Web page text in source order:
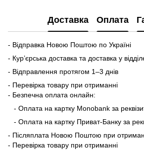
Доставка Оплата
- Відправка Новою Поштою по Україні
- Кур’єрська доставка та доставка у
- Відправлення протягом 1–3 днів
- Перевірка товару при отриманні
- Безпечна оплата онлайн:
- Оплата на картку Monobank за
- Оплата на картку Приват-Банку за
- Післяплата Новою Поштою при
- Перевірка товару при отриманні